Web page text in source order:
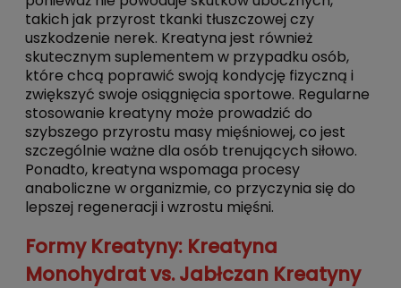
takich jak przyrost tkanki tłuszczowej czy
uszkodzenie nerek. Kreatyna jest również
skutecznym suplementem w przypadku osób,
które chcą poprawić swoją kondycję fizyczną i
zwiększyć swoje osiągnięcia sportowe. Regularne
stosowanie kreatyny może prowadzić do
szybszego przyrostu masy mięśniowej, co jest
szczególnie ważne dla osób trenujących siłowo.
Ponadto, kreatyna wspomaga procesy
anaboliczne w organizmie, co przyczynia się do
lepszej regeneracji i wzrostu mięśni.
Formy Kreatyny: Kreatyna
Monohydrat vs. Jabłczan Kreatyny